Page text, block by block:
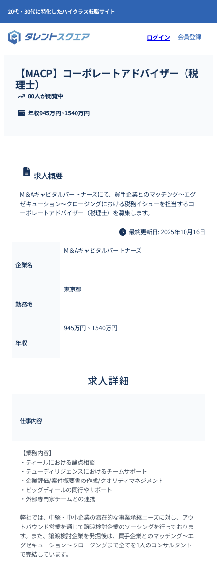
20代・30代に特化したハイクラス転職サイト
ログイン 会員登録
【MACP】コーポレートアドバイザー（税
理士）
80人が閲覧中
年収945万円~1540万円
求人概要
M＆Aキャピタルパートナーズにて、買手企業とのマッチング〜エグ
ゼキューション〜クロージングにおける税務イシューを担当するコ
ーポレートアドバイザー（税理士）を募集します。
最終更新日: 2025年10月16日
企業名
M＆Aキャピタルパートナーズ
勤務地
東京都
年収
945万円 ~ 1540万円
求人詳細
仕事内容
【業務内容】
・ディールにおける論点相談
・デュ—ディリジェンスにおけるチームサポート
・企業評価/案件概要書の作成/クオリティマネジメント
・ビッグディールの同行やサポート
・外部専門家チームとの連携
弊社では、中堅・中小企業の潜在的な事業承継ニーズに対し、アウ
トバウンド営業を通じて譲渡検討企業のソーシングを行っておりま
す。また、譲渡検討企業を発掘後は、買手企業とのマッチング〜エ
グゼキューション〜クロージングまで全てを1人のコンサルタント
で完結しています。